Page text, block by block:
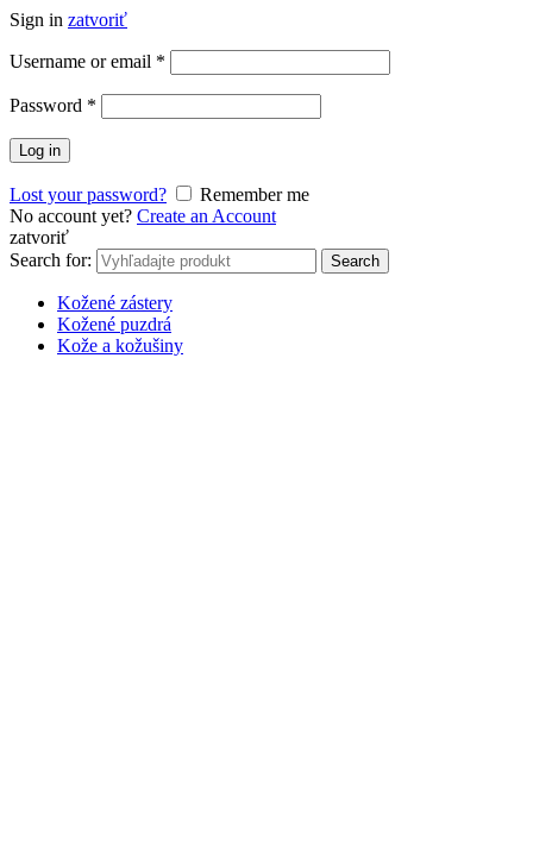
Sign in zatvoriť
Username or email *
Password *
Log in
Lost your password?
Remember me
No account yet? Create an Account
zatvoriť
Search for:
Search
Kožené zástery
Kožené puzdrá
Kože a kožušiny